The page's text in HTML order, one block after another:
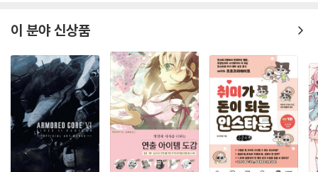
이 분야 신상품